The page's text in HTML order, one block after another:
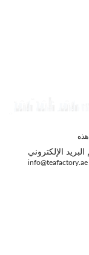
الإلكتروني
info@teafactory.ae